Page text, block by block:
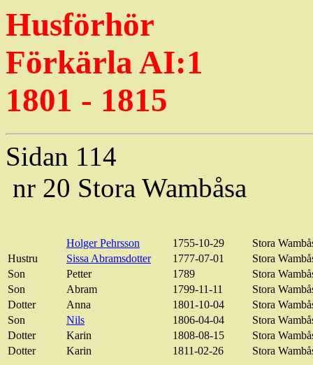
Husförhör
FörkärlaAI:1
1801 - 1815
Sidan 114
nr 20 Stora Wambåsa
Holger Pehrsson 1755-10-29 Stora
Hustru
SissaAbramsdotter 1777-07-01 Stora
Son
Petter 1789 Stora
Son
Abram 1799-11-11 Stora
Dotter
Anna 1801-10-04 Stora
Son
Nils 1806-04-04 Stora
Dotter
Karin 1808-08-15 Stora
Dotter
Karin 1811-02-26 Stora